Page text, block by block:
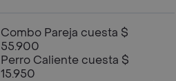
Combo Pareja cuesta $
55.900
Perro Caliente cuesta $
15.950